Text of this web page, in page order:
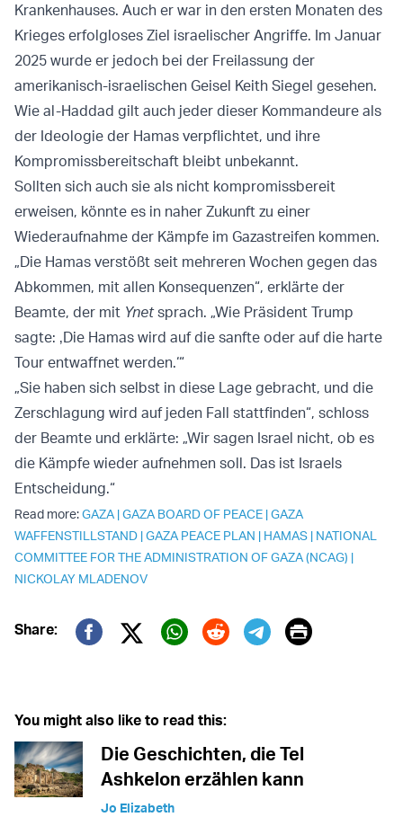
Krankenhauses. Auch er war in den ersten Monaten des
Krieges erfolgloses Ziel israelischer Angriffe. Im Januar
2025 wurde er jedoch bei der Freilassung der
amerikanisch-israelischen Geisel Keith Siegel gesehen.
Wie al-Haddad gilt auch jeder dieser Kommandeure als
der Ideologie der Hamas verpflichtet, und ihre
Kompromissbereitschaft bleibt unbekannt.
Sollten sich auch sie als nicht kompromissbereit
erweisen, könnte es in naher Zukunft zu einer
Wiederaufnahme der Kämpfe im Gazastreifen kommen.
„Die Hamas verstößt seit mehreren Wochen gegen das
Abkommen, mit allen Konsequenzen“, erklärte der
Beamte, der mit Ynetsprach. „Wie Präsident Trump
sagte: ‚Die Hamas wird auf die sanfte oder auf die harte
Tour entwaffnet werden.‘“
„Sie haben sich selbst in diese Lage gebracht, und die
Zerschlagung wird auf jeden Fall stattfinden“, schloss
der Beamte und erklärte: „Wir sagen Israel nicht, ob es
die Kämpfe wieder aufnehmen soll. Das ist Israels
Entscheidung.“
Read more:GAZA |GAZA BOARD OF PEACE |GAZA
WAFFENSTILLSTAND |GAZA PEACE PLAN | HAMAS | NATIONAL
COMMITTEE FOR THE ADMINISTRATION OF GAZA (NCAG) |
NICKOLAY MLADENOV
Share:
Twitter (X)
Print
You might also like to read this:
Die Geschichten, die Tel
Ashkelon erzählen kann
Jo Elizabeth